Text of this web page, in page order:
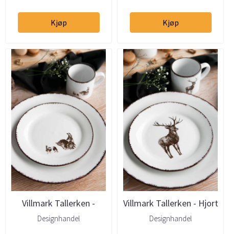
Kjøp Kjøp
Villmark Tallerken -
Ekorn 19cm
Designhandel
Villmark Tallerken - Hjort
19cm
Designhandel